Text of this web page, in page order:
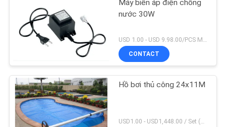
Máy biến áp điện chống
nước 30W
CONTACT
Hồ bơi thủ công 24x11M
USD1.00 - USD1,448.00 / Set (3 Cover With 3 Roller), Only Cover USD1.50 - USD3.50 / Square Meter MOQ:1 chiếc